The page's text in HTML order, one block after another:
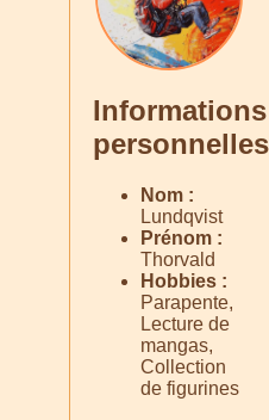
Informations
personnelles
Nom :
Lundqvist
Prénom :
Thorvald
Hobbies :
Parapente,
Lecture de
mangas,
Collection
de figurines